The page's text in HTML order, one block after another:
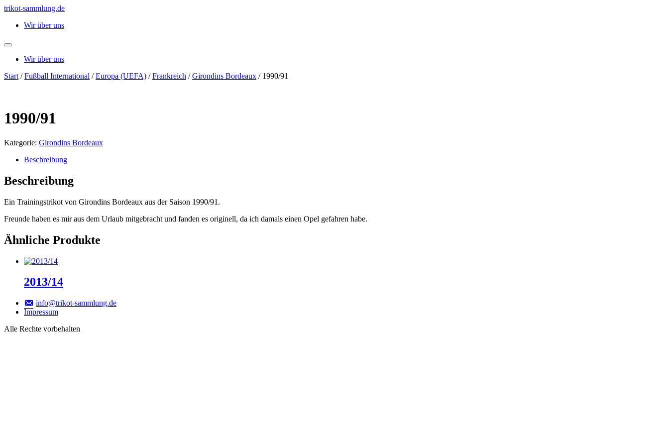
Zum
springen
trikot-sammlung.de
Wir über uns
Wir über uns
Start /Fußball International /Europa (UEFA) /Frankreich /Girondins Bordeaux / 1990/91
1990/91
Kategorie: Girondins Bordeaux
Beschreibung
Beschreibung
Ein Trainingstrikot von Girondins Bordeaux aus der Saison 1990/91.
Freunde haben es mir aus dem Urlaub mitgebracht und fanden es originell, da ich damals einen Opel gefahren habe.
Ähnliche Produkte
2013/14
info@trikot-sammlung.de
Impressum
Alle Rechte vorbehalten